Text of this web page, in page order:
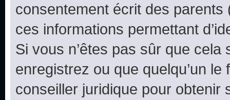
consentement écrit des parents
ces informations permettant
Si vous n’êtes pas sûr que
enregistrez ou que quelqu’un
conseiller juridique pour obtenir